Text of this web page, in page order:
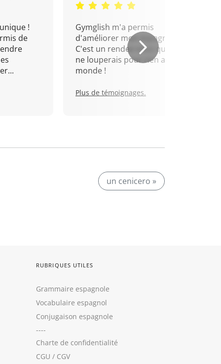
!
de
Gymglish m'a permis
d'améliorer mon espagnol.
C'est un rendez-vous que je
ne louperais pour rien au
monde !
Plus de témoignages.
un cenicero »
RUBRIQUES UTILES
Grammaire espagnole
Vocabulaire espagnol
Conjugaison espagnole
----
Charte de confidentialité
CGU / CGV